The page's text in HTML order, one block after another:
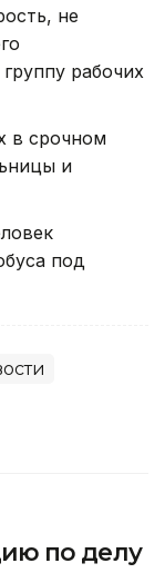
не
рабочих
в срочном
и
под
по делу